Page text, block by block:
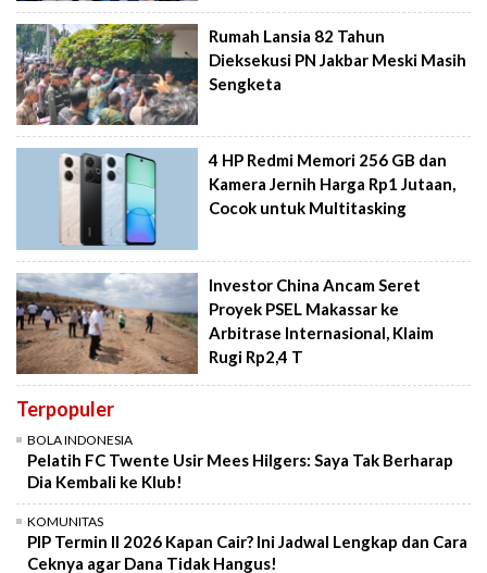
Rumah Lansia 82 Tahun
Dieksekusi PN Jakbar Meski Masih
Sengketa
4 HP Redmi Memori 256 GB dan
Kamera Jernih Harga Rp1 Jutaan,
Cocok untuk Multitasking
Investor China Ancam Seret
Proyek PSEL Makassar ke
Arbitrase Internasional, Klaim
Rugi Rp2,4 T
Terpopuler
BOLA INDONESIA
Pelatih FC Twente Usir Mees Hilgers: Saya Tak Berharap
Dia Kembali ke Klub!
KOMUNITAS
PIP Termin II 2026 Kapan Cair? Ini Jadwal Lengkap dan Cara
Ceknya agar Dana Tidak Hangus!